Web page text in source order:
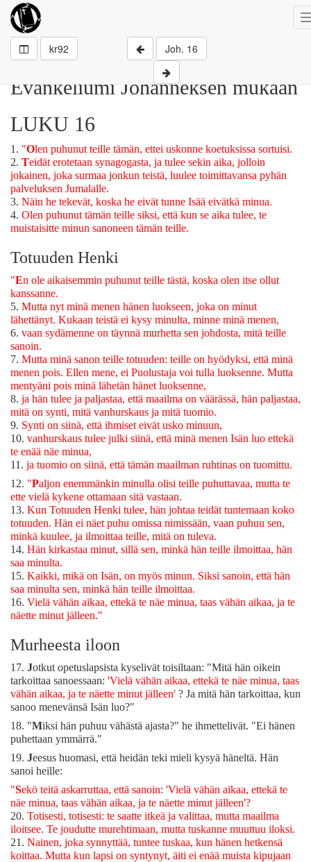
kr92
Joh. 16
Evankeliumi Johanneksen mukaan
LUKU 16
1. "Olen puhunut teille tämän, ettei uskonne koetuksissa sortuisi.
2. Teidät erotetaan synagogasta, ja tulee sekin aika, jolloin
jokainen, joka surmaa jonkun teistä, luulee toimittavansa pyhän
palveluksen Jumalalle.
3. Näin he tekevät, koska he eivät tunne Isää eivätkä minua.
4. Olen puhunut tämän teille siksi, että kun se aika tulee, te
muistaisitte minun sanoneen tämän teille.
Totuuden Henki
"En ole aikaisemmin puhunut teille tästä, koska olen itse ollut
kanssanne.
5. Mutta nyt minä menen hänen luokseen, joka on minut
lähettänyt. Kukaan teistä ei kysy minulta, minne minä menen,
6. vaan sydämenne on täynnä murhetta sen johdosta, mitä teille
sanoin.
7. Mutta minä sanon teille totuuden: teille on hyödyksi, että minä
menen pois. Ellen mene, ei Puolustaja voi tulla luoksenne. Mutta
mentyäni pois minä lähetän hänet luoksenne,
8. ja hän tulee ja paljastaa, että maailma on väärässä, hän paljastaa,
mitä on synti, mitä vanhurskaus ja mitä tuomio.
9. Synti on siinä, että ihmiset eivät usko minuun,
10. vanhurskaus tulee julki siinä, että minä menen Isän luo ettekä
te enää näe minua,
11. ja tuomio on siinä, että tämän maailman ruhtinas on tuomittu.
12. "Paljon enemmänkin minulla olisi teille puhuttavaa, mutta te
ette vielä kykene ottamaan sitä vastaan.
13. Kun Totuuden Henki tulee, hän johtaa teidät tuntemaan koko
totuuden. Hän ei näet puhu omissa nimissään, vaan puhuu sen,
minkä kuulee, ja ilmoittaa teille, mitä on tuleva.
14. Hän kirkastaa minut, sillä sen, minkä hän teille ilmoittaa, hän
saa minulta.
15. Kaikki, mikä on Isän, on myös minun. Siksi sanoin, että hän
saa minulta sen, minkä hän teille ilmoittaa.
16. Vielä vähän aikaa, ettekä te näe minua, taas vähän aikaa, ja te
näette minut jälleen."
Murheesta iloon
17. Jotkut opetuslapsista kyselivät toisiltaan: "Mitä hän oikein
tarkoittaa sanoessaan: 'Vielä vähän aikaa, ettekä te näe minua, taas
vähän aikaa, ja te näette minut jälleen' ? Ja mitä hän tarkoittaa, kun
sanoo menevänsä Isän luo?"
18. "Miksi hän puhuu vähästä ajasta?" he ihmettelivät. "Ei hänen
puhettaan ymmärrä."
19. Jeesus huomasi, että heidän teki mieli kysyä häneltä. Hän
sanoi heille:
"Sekö teitä askarruttaa, että sanoin: 'Vielä vähän aikaa, ettekä te
näe minua, taas vähän aikaa, ja te näette minut jälleen'?
20. Totisesti, totisesti: te saatte itkeä ja valittaa, mutta maailma
iloitsee. Te joudutte murehtimaan, mutta tuskanne muuttuu iloksi.
21. Nainen, joka synnyttää, tuntee tuskaa, kun hänen hetkensä
koittaa. Mutta kun lapsi on syntynyt, äiti ei enää muista kipujaan